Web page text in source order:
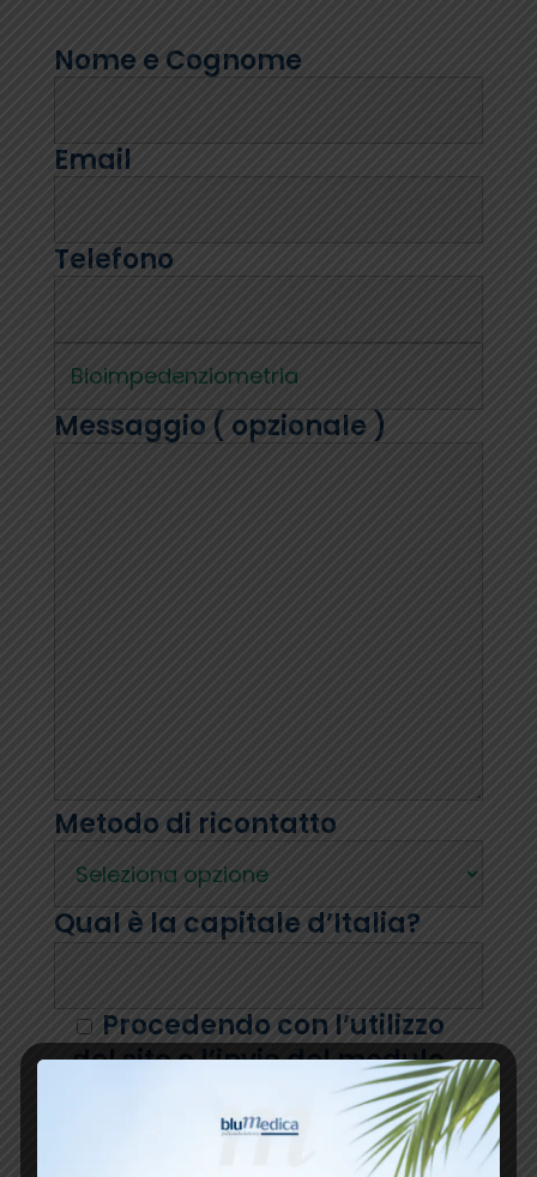
Nome e Cognome
Email
Telefono
Messaggio ( opzionale )
Metodo di ricontatto
Qual è la capitale d’Italia?
Procedendo con l’utilizzo
del sito o l’invio del modulo,
dichiaro di aver preso visione
dell’informativa privacy e di
prestare il consenso al